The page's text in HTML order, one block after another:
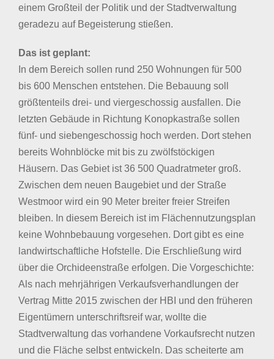
einem Großteil der Politik und der Stadtverwaltung
geradezu auf Begeisterung stießen.
Das ist geplant:
In dem Bereich sollen rund 250 Wohnungen für 500
bis 600 Menschen entstehen. Die Bebauung soll
größtenteils drei- und viergeschossig ausfallen. Die
letzten Gebäude in Richtung Konopkastraße sollen
fünf- und siebengeschossig hoch werden. Dort stehen
bereits Wohnblöcke mit bis zu zwölfstöckigen
Häusern. Das Gebiet ist 36 500 Quadratmeter groß.
Zwischen dem neuen Baugebiet und der Straße
Westmoor wird ein 90 Meter breiter freier Streifen
bleiben. In diesem Bereich ist im Flächennutzungsplan
keine Wohnbebauung vorgesehen. Dort gibt es eine
landwirtschaftliche Hofstelle. Die Erschließung wird
über die Orchideenstraße erfolgen. Die Vorgeschichte:
Als nach mehrjährigen Verkaufsverhandlungen der
Vertrag Mitte 2015 zwischen der HBI und den früheren
Eigentümern unterschriftsreif war, wollte die
Stadtverwaltung das vorhandene Vorkaufsrecht nutzen
und die Fläche selbst entwickeln. Das scheiterte am